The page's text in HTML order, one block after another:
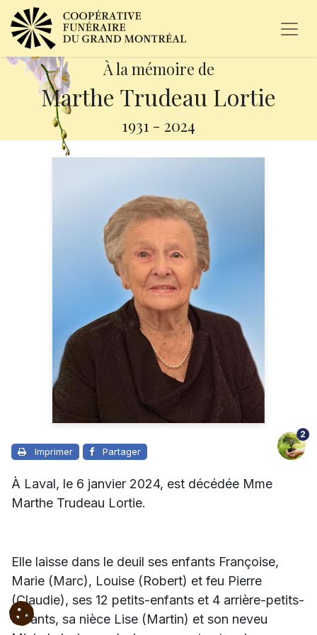
À la mémoire de
Marthe Trudeau Lortie
1931 - 2024
Imprimer Partager
2
À Laval, le 6 janvier 2024, est décédée Mme
Marthe Trudeau Lortie.
Elle laisse dans le deuil ses enfants Françoise,
Marie (Marc), Louise (Robert) et feu Pierre
(Claudie), ses 12 petits-enfants et 4 arrière-petits-
enfants, sa nièce Lise (Martin) et son neveu